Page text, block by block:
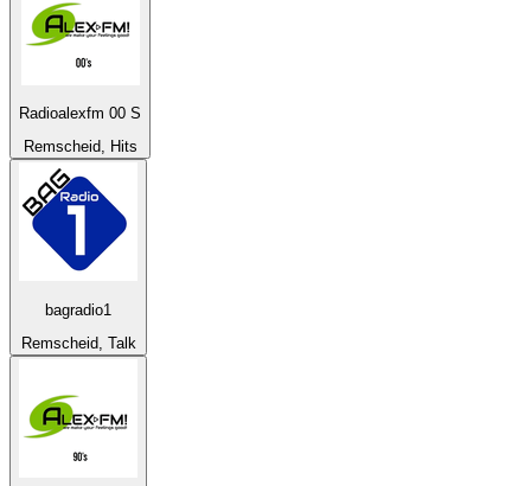
Radioalexfm 00 S
Remscheid, Hits
bagradio1
Remscheid, Talk